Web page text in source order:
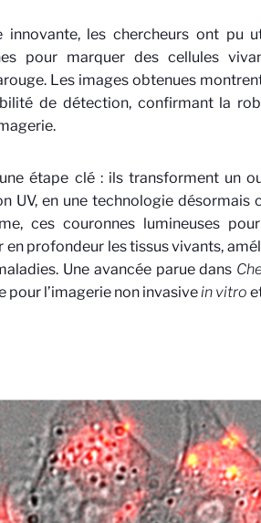
innovante, les chercheurs ont pu
pour marquer des cellules
Les images obtenues
de détection, confirmant la
étape clé : ils transforment un
UV, en une technologie désormais
ces couronnes lumineuses
en profondeur les tissus vivants,
Une avancée parue dans
pour l’imagerie non invasivein vitro